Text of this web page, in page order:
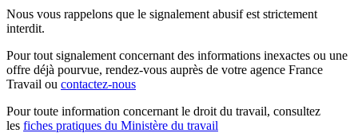
Nous vous rappelons que le signalement abusif est strictement
interdit.
Pour tout signalement concernant des informations inexactes ou une
offre déjà pourvue, rendez-vous auprès de votre agence France
Travail ou contactez-nous
Pour toute information concernant le droit du travail, consultez
les fiches pratiques du Ministère du travail